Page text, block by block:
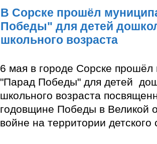
В Сорске прошёл
Победы" для детей
школьного возраста
6 мая в городе Сорске
"Парад Победы" для детей
школьного возраста
годовщине Победы в Великой
войне на территории